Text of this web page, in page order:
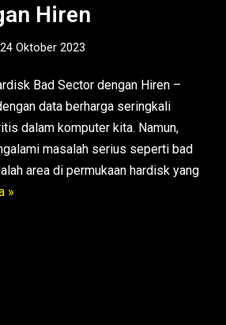
Hiren
24 Oktober 2023
Bad Sector dengan Hiren –
data berharga seringkali
dalam komputer kita. Namun,
masalah serius seperti bad
area di permukaan hardisk yang
»